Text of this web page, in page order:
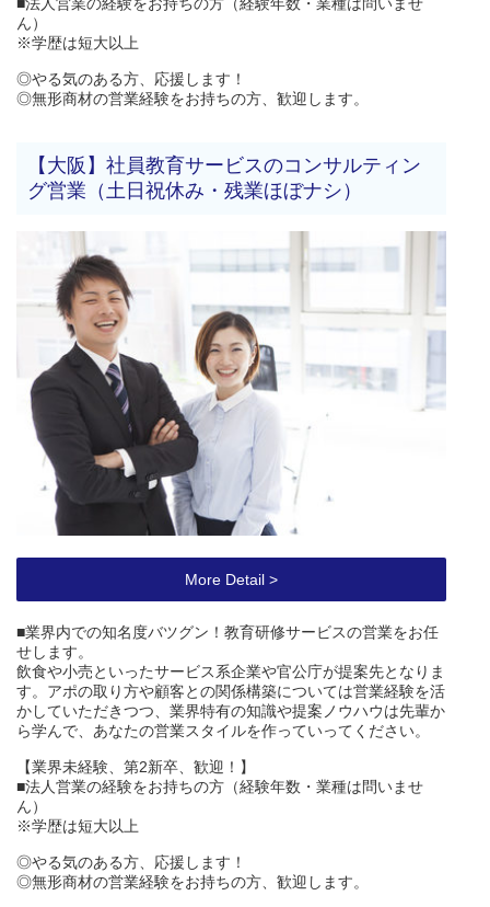
■法人営業の経験をお持ちの方（経験年数・業種は問いませ
ん）
※学歴は短大以上
◎やる気のある方、応援します！
◎無形商材の営業経験をお持ちの方、歓迎します。
【大阪】社員教育サービスのコンサルティン
グ営業（土日祝休み・残業ほぼナシ）
More Detail >
■業界内での知名度バツグン！教育研修サービスの営業をお任
せします。
飲食や小売といったサービス系企業や官公庁が提案先となりま
す。アポの取り方や顧客との関係構築については営業経験を活
かしていただきつつ、業界特有の知識や提案ノウハウは先輩か
ら学んで、あなたの営業スタイルを作っていってください。
【業界未経験、第2新卒、歓迎！】
■法人営業の経験をお持ちの方（経験年数・業種は問いませ
ん）
※学歴は短大以上
◎やる気のある方、応援します！
◎無形商材の営業経験をお持ちの方、歓迎します。